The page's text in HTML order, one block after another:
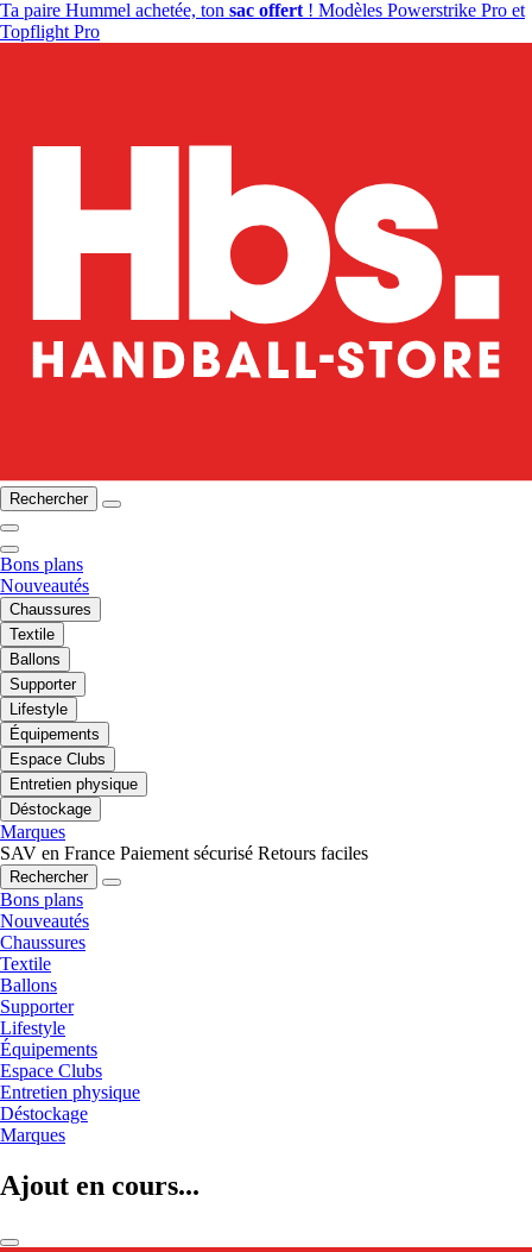
Ta paire Hummel achetée, ton sac offert ! Modèles Powerstrike Pro et
Topflight Pro
Rechercher
Bons plans
Nouveautés
Chaussures
Textile
Ballons
Supporter
Lifestyle
Équipements
Espace Clubs
Entretien physique
Déstockage
Marques
SAV en France Paiement sécurisé Retours faciles
Rechercher
Bons plans
Nouveautés
Chaussures
Textile
Ballons
Supporter
Lifestyle
Équipements
Espace Clubs
Entretien physique
Déstockage
Marques
Ajout en cours...